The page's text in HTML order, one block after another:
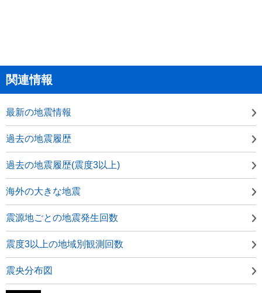
関連情報
最新の地震情報
過去の地震履歴
過去の地震履歴(震度3以上)
海外の大きな地震
震源地ごとの地震発生回数
震度3以上の地域別観測回数
震央分布図